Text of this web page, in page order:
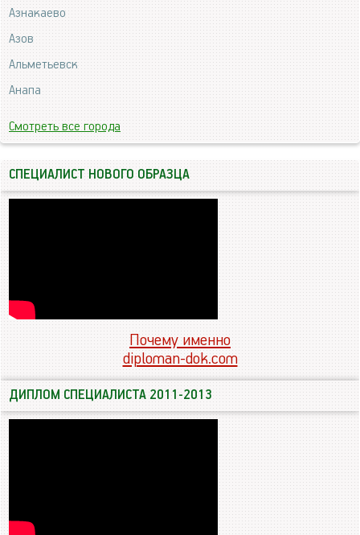
Азнакаево
Азов
Альметьевск
Анапа
Смотреть все города
СПЕЦИАЛИСТ НОВОГО ОБРАЗЦА
Почему именно
diploman-dok.com
ДИПЛОМ СПЕЦИАЛИСТА 2011-2013